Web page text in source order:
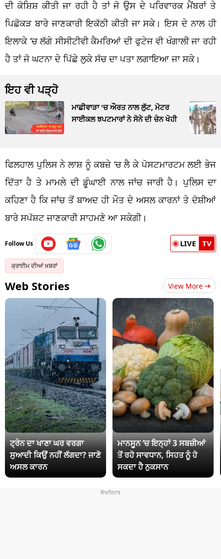
ਦੀ ਕੋਸ਼ਿਸ਼ ਕੀਤੀ ਜਾ ਰਹੀ ਹੈ ਤਾਂ ਜੋ ਉਸ ਦੇ ਪਰਿਵਾਰਕ ਮੈਂਬਰਾਂ ਤੇ
ਪਿਛੋਕੜ ਬਾਰੇ ਜਾਣਕਾਰੀ ਇਕੱਠੀ ਕੀਤੀ ਜਾ ਸਕੇ। ਇਸ ਦੇ ਨਾਲ ਹੀ
ਇਲਾਕੇ ‘ਚ ਲੱਗੇ ਸੀਸੀਟੀਵੀ ਕੈਮਰਿਆਂ ਦੀ ਫੁਟੇਜ ਵੀ ਖੰਗਾਲੀ ਜਾ ਰਹੀ
ਹੈ ਤਾਂ ਜੋ ਘਟਨਾ ਦੇ ਪਿੱਛੇ ਲੁਕੇ ਸੱਚ ਦਾ ਪਤਾ ਲਗਾਇਆ ਜਾ ਸਕੇ।
ਇਹ ਵੀ ਪੜ੍ਹੋ
ਮਾਛੀਵਾੜਾ 'ਚ ਔਰਤ ਨਾਲ ਲੁੱਟ, ਮੋਟਰ
ਸਾਈਕਲ ਝਪਟਮਾਰਾਂ ਨੇ ਸੋਨੇ ਦੀ ਚੇਨ ਖੋਹੀ
ਫਿਲਹਾਲ ਪੁਲਿਸ ਨੇ ਲਾਸ਼ ਨੂੰ ਕਬਜ਼ੇ ‘ਚ ਲੈ ਕੇ ਪੋਸਟਮਾਰਟਮ ਲਈ ਭੇਜ
ਦਿੱਤਾ ਹੈ ਤੇ ਮਾਮਲੇ ਦੀ ਡੂੰਘਾਈ ਨਾਲ ਜਾਂਚ ਜਾਰੀ ਹੈ। ਪੁਲਿਸ ਦਾ
ਕਹਿਣਾ ਹੈ ਕਿ ਜਾਂਚ ਤੋਂ ਬਾਅਦ ਹੀ ਮੌਤ ਦੇ ਅਸਲ ਕਾਰਨਾਂ ਤੇ ਦੋਸ਼ੀਆਂ
ਬਾਰੇ ਸਪੱਸ਼ਟ ਜਾਣਕਾਰੀ ਸਾਹਮਣੇ ਆ ਸਕੇਗੀ।
Follow Us LIVE TV
ਕ੍ਰਾਈਮ ਦੀਆਂ ਖ਼ਬਰਾਂ
Web Stories View More
ਟ੍ਰੇਨ ਦਾ ਖਾਣਾ ਘਰ ਵਰਗਾ
ਸੁਆਦੀ ਕਿਉਂ ਨਹੀਂ ਲੱਗਦਾ? ਜਾਣੋ
ਅਸਲ ਕਾਰਨ
ਮਾਨਸੂਨ ‘ਚ ਇਨ੍ਹਾਂ 3 ਸਬਜ਼ੀਆਂ
ਤੋਂ ਰਹੋ ਸਾਵਧਾਨ, ਸਿਹਤ ਨੂੰ ਹੋ
ਸਕਦਾ ਹੈ ਨੁਕਸਾਨ